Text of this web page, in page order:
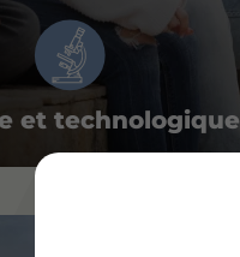
et technologique